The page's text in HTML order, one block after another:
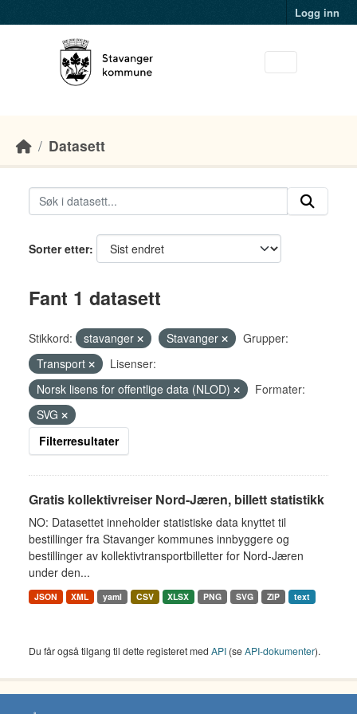
Logg inn
Datasett
Sorter etter
Fant 1 datasett
Stikkord: stavanger Stavanger
Grupper:
Transport
Lisenser:
Norsk lisens for offentlige data (NLOD)
Formater:
SVG
Filterresultater
Gratis kollektivreiser Nord-Jæren, billett statistikk
NO: Datasettet inneholder statistiske data knyttet til
bestillinger fra Stavanger kommunes innbyggere og
bestillinger av kollektivtransportbilletter for Nord-Jæren
under den...
JSON XML yaml CSV XLSX PNG SVG ZIP text
Du får også tilgang til dette registeret med API (seAPI-dokumenter).